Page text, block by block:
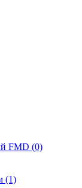
FMD (0)
(1)